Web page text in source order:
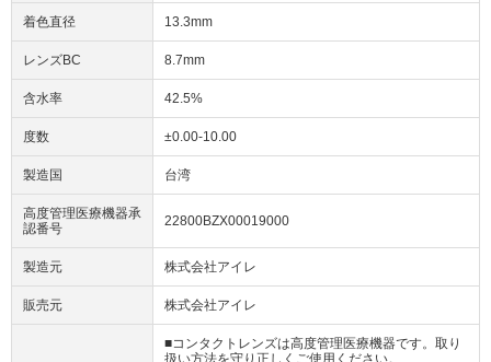
着色直径 13.3mm
レンズBC 8.7mm
含水率 42.5%
度数 ±0.00-10.00
製造国 台湾
高度管理医療機器承
認番号
22800BZX00019000
製造元 株式会社アイレ
販売元 株式会社アイレ
■コンタクトレンズは高度管理医療機器です。取り
扱い方法を守り正しくご使用ください。